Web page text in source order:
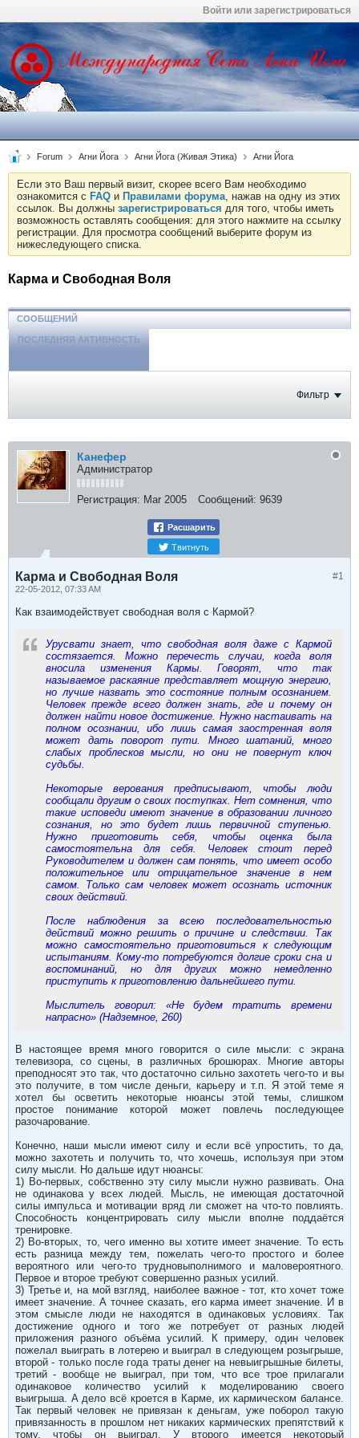
Войти или зарегистрироваться
Forum Агни Йога Агни Йога (Живая Этика) Агни Йога
Если это Ваш первый визит, скорее всего Вам необходимо
ознакомится с FAQ и Правилами форума, нажав на одну из этих
ссылок. Вы должны зарегистрироваться для того, чтобы иметь
возможность оставлять сообщения: для этого нажмите на ссылку
регистрации. Для просмотра сообщений выберите форум из
нижеследующего списка.
Карма и Свободная Воля
СООБЩЕНИЙ
ПОСЛЕДНЯЯ АКТИВНОСТЬ
Фильтр
Канефер
Администратор
Регистрация: Mar 2005 Сообщений: 9639
Расшарить
Твитнуть
#1
Карма и Свободная Воля
22-05-2012, 07:33 AM
Как взаимодействует свободная воля с Кармой?
Урусвати знает, что свободная воля даже с Кармой
состязается. Можно перечесть случаи, когда воля
вносила изменения Кармы. Говорят, что так
называемое раскаяние представляет мощную энергию,
но лучше назвать это состояние полным осознанием.
Человек прежде всего должен знать, где и почему он
должен найти новое достижение. Нужно настаивать на
полном осознании, ибо лишь самая заостренная воля
может дать поворот пути. Много шатаний, много
слабых проблесков мысли, но они не повернут ключ
судьбы.
Некоторые верования предписывают, чтобы люди
сообщали другим о своих поступках. Нет сомнения, что
такие исповеди имеют значение в образовании личного
сознания, но это будет лишь первичной ступенью.
Нужно приготовить себя, чтобы оценка была
самостоятельна для себя. Человек стоит перед
Руководителем и должен сам понять, что имеет особо
положительное или отрицательное значение в нем
самом. Только сам человек может осознать источник
своих действий.
После наблюдения за всею последовательностью
действий можно решить о причине и следствии. Так
можно самостоятельно приготовиться к следующим
испытаниям. Кому-то потребуются долгие сроки сна и
воспоминаний, но для других можно немедленно
приступить к приготовлению дальнейшего пути.
Мыслитель говорил: «Не будем тратить времени
напрасно» (Надземное, 260)
В настоящее время много говорится о силе мысли: с экрана
телевизора, со сцены, в различных брошюрах. Многие авторы
преподносят это так, что достаточно сильно захотеть чего-то и вы
это получите, в том числе деньги, карьеру и т.п. Я этой теме я
хотел бы осветить некоторые нюансы этой темы, слишком
простое понимание которой может повлечь последующее
разочарование.
Конечно, наши мысли имеют силу и если всё упростить, то да,
можно захотеть и получить то, что хочешь, используя при этом
силу мысли. Но дальше идут нюансы:
1) Во-первых, собственно эту силу мысли нужно развивать. Она
не одинакова у всех людей. Мысль, не имеющая достаточной
силы импульса и мотивации вряд ли сможет на что-то повлиять.
Способность концентрировать силу мысли вполне поддаётся
тренировке.
2) Во-вторых, то, чего именно вы хотите имеет значение. То есть
есть разница между тем, пожелать чего-то простого и более
вероятного или чего-то трудновыполнимого и маловероятного.
Первое и второе требуют совершенно разных усилий.
3) Третье и, на мой взгляд, наиболее важное - тот, кто хочет тоже
имеет значение. А точнее сказать, его карма имеет значение. И в
этом смысле люди не находятся в одинаковых условиях. Так
достижение одного и того же потребует от разных людей
приложения разного объёма усилий. К примеру, один человек
пожелал выиграть в лотерею и выиграл в следующем розыгрыше,
второй - только после года траты денег на невыигрышные билеты,
третий - вообще не выиграл, при том, что все трое прилагали
одинаковое количество усилий к моделированию своего
выигрыша. А дело всё кроется в Карме, их кармическом балансе.
Так первый человек не привязан к деньгам, уже поборол такую
привязанность в прошлом нет никаких кармических препятствий к
тому, чтобы он выиграл. У второго имеется некоторый